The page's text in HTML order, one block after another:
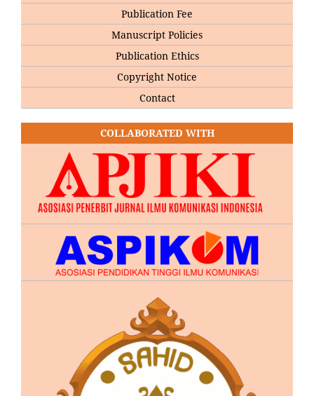
Publication Fee
Manuscript Policies
Publication Ethics
Copyright Notice
Contact
COLLABORATED WITH